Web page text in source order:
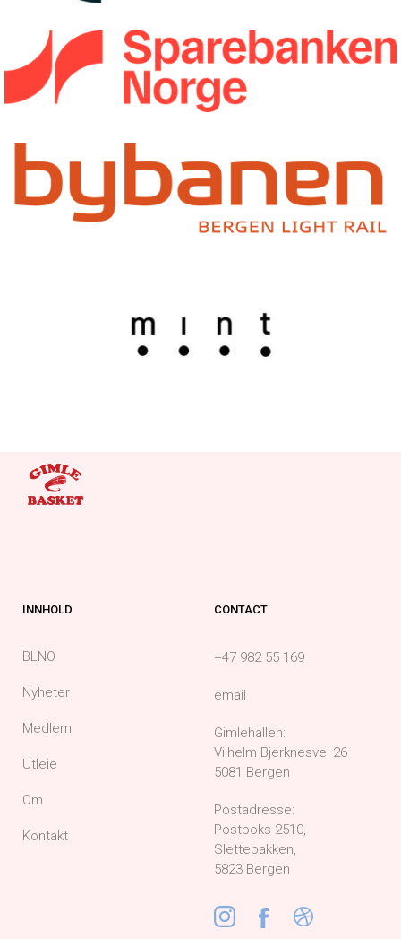
INNHOLD
BLNO
Nyheter
Medlem
Utleie
Om
Kontakt
CONTACT
+47 982 55 169
email
Gimlehallen:
Vilhelm Bjerknesvei 26
5081 Bergen
Postadresse:
Postboks 2510,
Slettebakken,
5823 Bergen